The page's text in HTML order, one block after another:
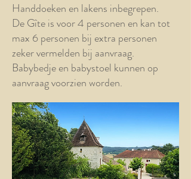
Handdoeken en lakens inbegrepen.
De Gîte is voor 4 personen en kan tot
max 6 personen bij extra personen
zeker vermelden bij aanvraag.
Babybedje en babystoel kunnen op
aanvraag voorzien worden.